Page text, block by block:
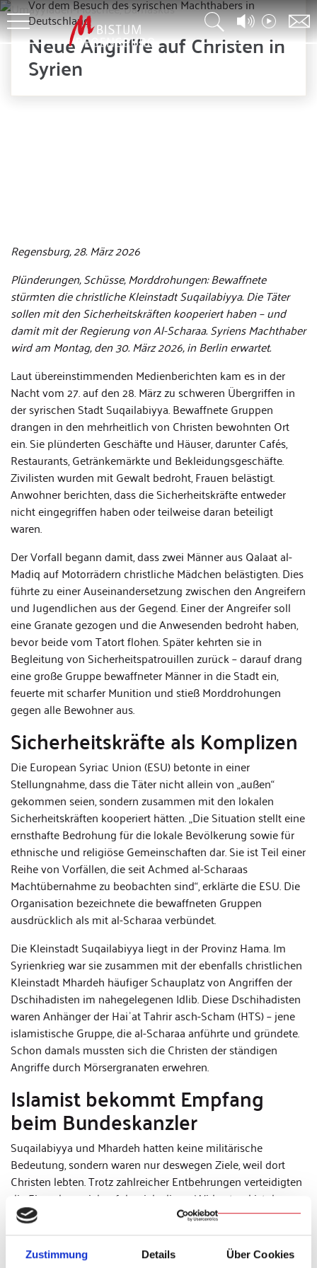
Zustimmung Details Über Cookies
Vor dem Besuch des syrischen Machthabers in
Deutschland
Neue Angriffe auf Christen in
Syrien
Regensburg, 28. März 2026
Plünderungen, Schüsse, Morddrohungen: Bewaffnete
stürmten die christliche Kleinstadt Suqailabiyya. Die Täter
sollen mit den Sicherheitskräften kooperiert haben – und
damit mit der Regierung von Al-Scharaa. Syriens Machthaber
wird am Montag, den 30. März 2026, in Berlin erwartet.
Laut übereinstimmenden Medienberichten kam es in der
Nacht vom 27. auf den 28. März zu schweren Übergriffen in
der syrischen Stadt Suqailabiyya. Bewaffnete Gruppen
drangen in den mehrheitlich von Christen bewohnten Ort
ein. Sie plünderten Geschäfte und Häuser, darunter Cafés,
Restaurants, Getränkemärkte und Bekleidungsgeschäfte.
Zivilisten wurden mit Gewalt bedroht, Frauen belästigt.
Anwohner berichten, dass die Sicherheitskräfte entweder
nicht eingegriffen haben oder teilweise daran beteiligt
waren.
Der Vorfall begann damit, dass zwei Männer aus Qalaat al-
Madiq auf Motorrädern christliche Mädchen belästigten. Dies
führte zu einer Auseinandersetzung zwischen den Angreifern
und Jugendlichen aus der Gegend. Einer der Angreifer soll
eine Granate gezogen und die Anwesenden bedroht haben,
bevor beide vom Tatort flohen. Später kehrten sie in
Begleitung von Sicherheitspatrouillen zurück – darauf drang
eine große Gruppe bewaffneter Männer in die Stadt ein,
feuerte mit scharfer Munition und stieß Morddrohungen
gegen alle Bewohner aus.
Sicherheitskräfte als Komplizen
Die European Syriac Union (ESU) betonte in einer
Stellungnahme, dass die Täter nicht allein von „außen“
gekommen seien, sondern zusammen mit den lokalen
Sicherheitskräften kooperiert hätten. „Die Situation stellt eine
ernsthafte Bedrohung für die lokale Bevölkerung sowie für
ethnische und religiöse Gemeinschaften dar. Sie ist Teil einer
Reihe von Vorfällen, die seit Achmed al-Scharaas
Machtübernahme zu beobachten sind“, erklärte die ESU. Die
Organisation bezeichnete die bewaffneten Gruppen
ausdrücklich als mit al-Scharaa verbündet.
Die Kleinstadt Suqailabiyya liegt in der Provinz Hama. Im
Syrienkrieg war sie zusammen mit der ebenfalls christlichen
Kleinstadt Mhardeh häufiger Schauplatz von Angriffen der
Dschihadisten im nahegelegenen Idlib. Diese Dschihadisten
waren Anhänger der Haiʾat Tahrir asch-Scham (HTS) – jene
islamistische Gruppe, die al-Scharaa anführte und gründete.
Schon damals mussten sich die Christen der ständigen
Angriffe durch Mörsergranaten erwehren.
Islamist bekommt Empfang
beim Bundeskanzler
Suqailabiyya und Mhardeh hatten keine militärische
Bedeutung, sondern waren nur deswegen Ziele, weil dort
Christen lebten. Trotz zahlreicher Entbehrungen verteidigten
die Einwohner sich erfolgreich; dieser Widerstand ist den
Islamisten offenbar im Gedächtnis geblieben. Der Fall
erinnert an den christlichen Bürgermeister Suleyman Khalil,
der das Dorf Sadat gegen die Islamisten verteidigte, und seit